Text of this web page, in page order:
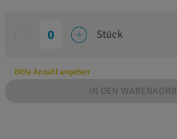
Stück
Bitte Anzahl angeben
IN DEN WARENKORB